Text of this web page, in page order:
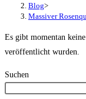
Blog>
Massiver
Es gibt momentan
veröffentlicht wurden.
Suchen